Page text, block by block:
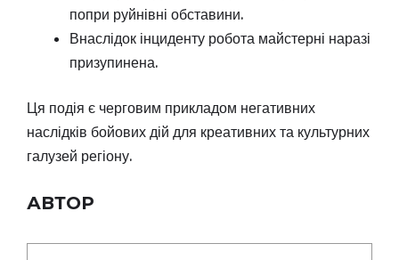
попри руйнівні обставини.
Внаслідок інциденту робота майстерні наразі
призупинена.
Ця подія є черговим прикладом негативних
наслідків бойових дій для креативних та культурних
галузей регіону.
АВТОР